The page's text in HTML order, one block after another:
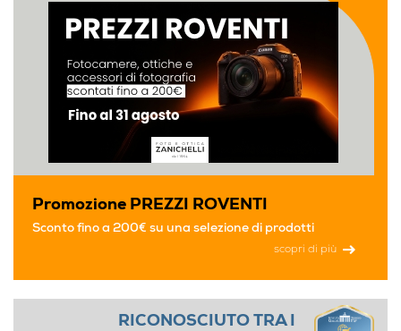
Promozione PREZZI ROVENTI
Sconto fino a 200€ su una selezione di prodotti
scopri di più
RICONOSCIUTO TRA I